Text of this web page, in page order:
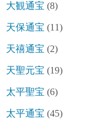
大観通宝 (8)
天保通宝 (11)
天禧通宝 (2)
天聖元宝 (19)
太平聖宝 (6)
太平通宝 (45)